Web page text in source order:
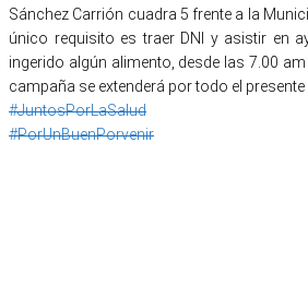
Sánchez Carrión cuadra 5 frente a la
único requisito es traer DNI y asistir en
ingerido algún alimento, desde las 7.00
campaña se extenderá por todo el presente
#JuntosPorLaSalud
#PorUnBuenPorvenir